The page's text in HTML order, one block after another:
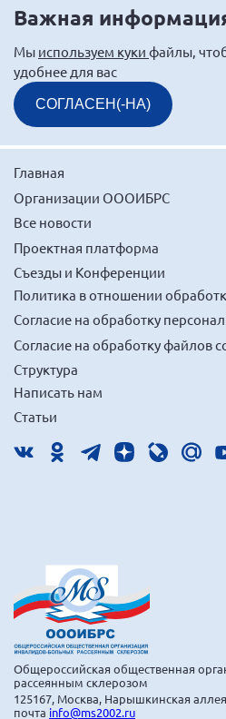
Воронежская область
Калининградская область
Кемеровская область
Кировская область
Ленинградская область
г. Москва
Московская область
Мурманская область
Нижегородская область
Новгородская область
Новосибирская область
Омская область
Республика Бурятия
Республика Карелия
Республика Калмыкия
Республика Хакасия
Ростовская область
г. Санкт-Петербург
Важная
Мы используем куки файлы,
удобнее для вас
СОГЛАСЕН(-НА)
Главная
Организации ОООИБРС
Все новости
Проектная платформа
Съезды и Конференции
Политика в отношении
Согласие на обработку
Согласие на обработку файлов
Структура
Написать нам
Статьи
Общероссийская общественная
рассеянным склерозом
125167, Москва, Нарышкинская аллея
почта info@ms2002.ru